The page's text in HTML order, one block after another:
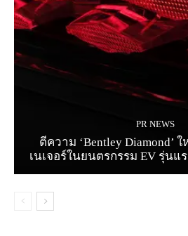
PR NEWS
ตีความ ‘Bentley Diamond’
เนเจอร์ในยนตรกรรม EV รุ่น